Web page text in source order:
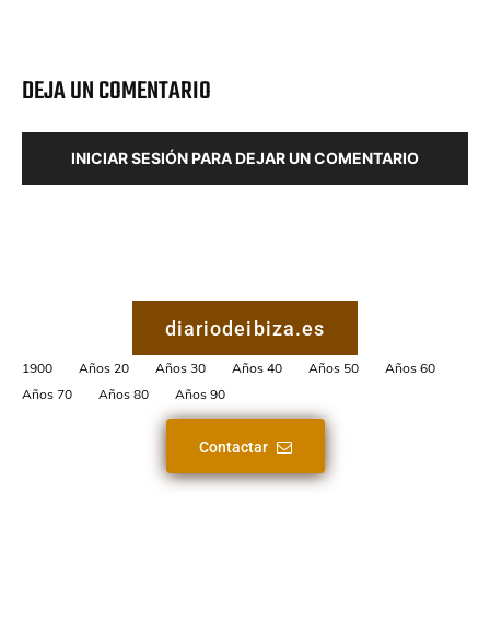
DEJA UN COMENTARIO
INICIAR SESIÓN PARA DEJAR UN COMENTARIO
diariodeibiza.es
1900 Años 20 Años 30 Años 40 Años 50
Años 60
Años 70
Años 80 Años 90
Contactar